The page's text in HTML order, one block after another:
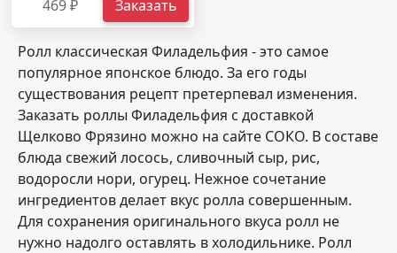
469 ₽
Заказать
Ролл классическая Филадельфия - это самое
популярное японское блюдо. За его годы
существования рецепт претерпевал изменения.
Заказать роллы Филадельфия с доставкой
Щелково Фрязино можно на сайте СОКО. В составе
блюда свежий лосось, сливочный сыр, рис,
водоросли нори, огурец. Нежное сочетание
ингредиентов делает вкус ролла совершенным.
Для сохранения оригинального вкуса ролл не
нужно надолго оставлять в холодильнике. Ролл